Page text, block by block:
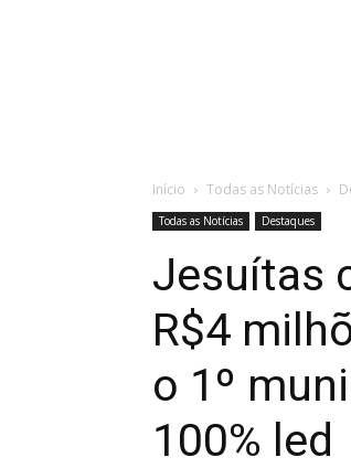
Início Todas as Notícias
Todas as Notícias Destaques
Jesuítas
R$4
o 1º
100% led